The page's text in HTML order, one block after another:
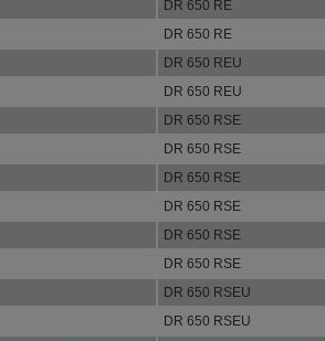
DR 650 RE
DR 650 RE
DR 650 REU
DR 650 REU
DR 650 RSE
DR 650 RSE
DR 650 RSE
DR 650 RSE
DR 650 RSE
DR 650 RSE
DR 650 RSEU
DR 650 RSEU